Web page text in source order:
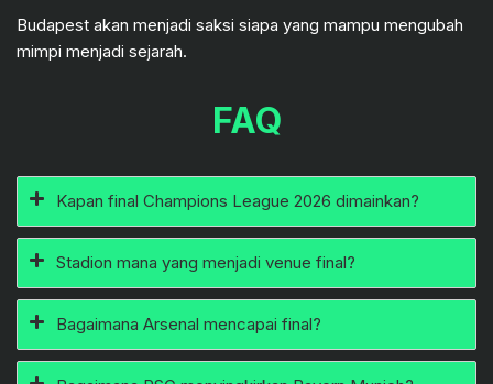
Budapest akan menjadi saksi siapa yang mampu mengubah
mimpi menjadi sejarah.
FAQ
Kapan final Champions League 2026 dimainkan?
Stadion mana yang menjadi venue final?
Bagaimana Arsenal mencapai final?